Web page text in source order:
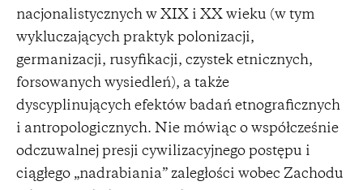
nacjonalistycznych w XIX i XX wieku (w tym
wykluczających praktyk polonizacji,
germanizacji, rusyfikacji, czystek etnicznych,
forsowanych wysiedleń), a także
dyscyplinujących efektów badań etnograficznych
i antropologicznych. Nie mówiąc o współcześnie
odczuwalnej presji cywilizacyjnego postępu i
ciągłego „nadrabiania” zaległości wobec Zachodu